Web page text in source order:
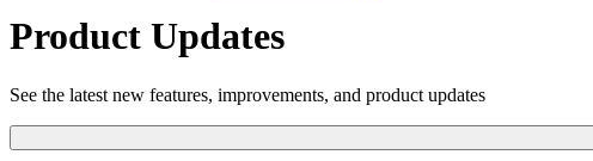
Product Updates
See the latest new features, improvements, and product updates